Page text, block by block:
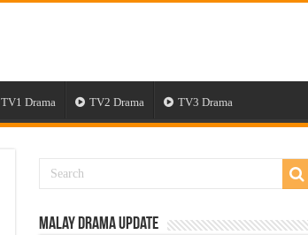
TV1 Drama TV2 Drama TV3 Drama
Malay Drama Update